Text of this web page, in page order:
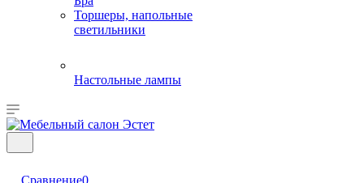
Торшеры, напольные
светильники
Настольные лампы
Сравнение0